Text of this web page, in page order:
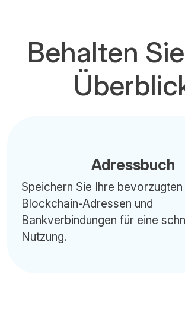
Behalten
Adressbuch
Speichern Sie Ihre bevorzugten
Blockchain-Adressen und
Bankverbindungen für eine
Nutzung.